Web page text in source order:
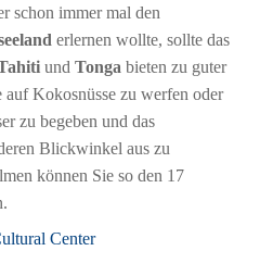
schon immer mal den
erlernen wollte, sollte das
und Tonga bieten zu guter
Kokosnüsse zu werfen oder
zu begeben und das
Blickwinkel aus zu
können Sie so den 17